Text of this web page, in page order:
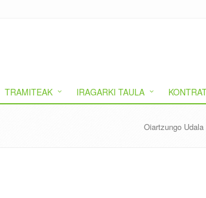
TRAMITEAK IRAGARKI TAULA
Oiartzungo Udala